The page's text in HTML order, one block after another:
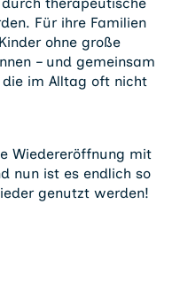
Für ihre Familien
ohne große
– und gemeinsam
die im Alltag oft nicht
Wiedereröffnung mit
nun ist es endlich so
genutzt werden!